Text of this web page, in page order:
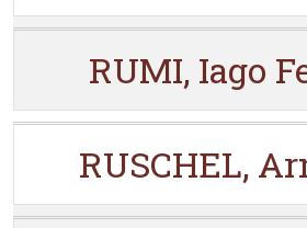
RUMI, Iago
RUSCHEL,